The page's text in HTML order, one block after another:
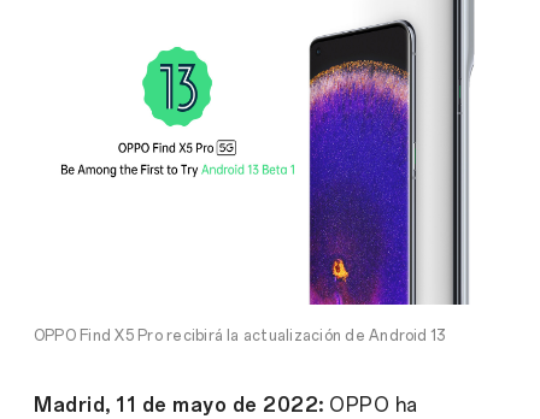
OPPO Find X5 Pro recibirá la actualización de Android 13
Madrid, 11 de mayo de 2022: OPPO ha